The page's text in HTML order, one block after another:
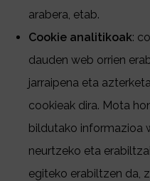
arabera, etab.
Cookie analitikoak:
dauden web orrien
jarraipena eta
cookieak dira. Mota
bildutako informazioa
neurtzeko eta
egiteko erabiltzen da,